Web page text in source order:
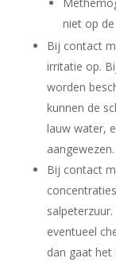
niet op
Bij contact
irritatie op.
worden
kunnen de
lauw water,
aangewezen.
Bij contact
eventueel
dan gaat het